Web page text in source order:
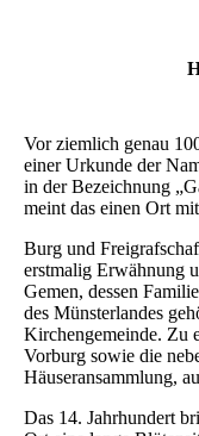
Vor ziemlich genau
einer Urkunde der
in der Bezeichnung
meint das einen Ort
Burg und
erstmalig Erwähnung
Gemen, dessen
des Münsterlandes
Kirchengemeinde. Zu
Vorburg sowie die
Häuseransammlung,
Das 14. Jahrhundert